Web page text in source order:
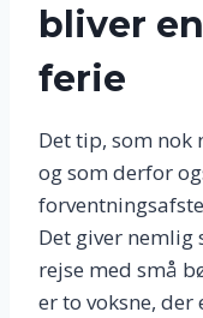
bliver
ferie
Det tip, som
og som derfor
Det giver nemlig
rejse med små
er to voksne, der